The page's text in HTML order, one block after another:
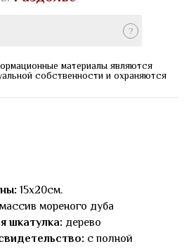
материалы являются
собственности и охраняются
15х20см.
массив мореного дуба
шкатулка: дерево
с полной